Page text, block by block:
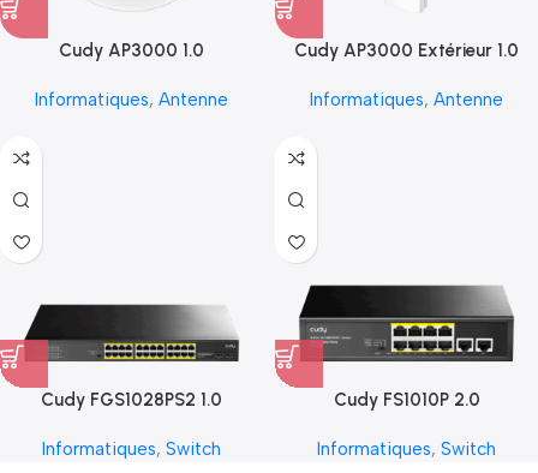
Cudy AP3000 1.0
Informatiques, Antenne
Cudy AP3000 Extérieur 1.0
Informatiques, Antenne
Cudy FGS1028PS2 1.0
Informatiques, Switch
Cudy FS1010P 2.0
Informatiques, Switch